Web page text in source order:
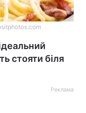
стояти біля
Реклама